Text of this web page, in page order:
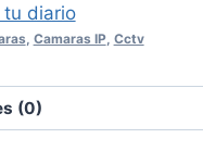
tu diario
Camaras IP, Cctv
(0)